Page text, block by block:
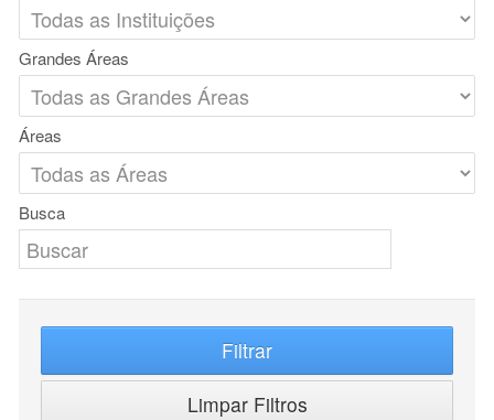
Grandes Áreas
Áreas
Busca
Filtrar
Limpar Filtros